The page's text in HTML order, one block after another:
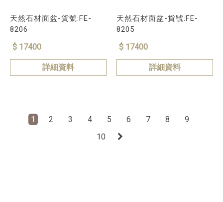
天然石材面盆-貨號:FE-
8206
$ 17400
詳細資料
天然石材面盆-貨號:FE-
8205
$ 17400
詳細資料
1 2 3 4 5 6 7 8
9
10